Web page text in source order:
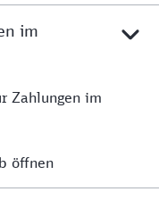
im
Zahlungen im
öffnen